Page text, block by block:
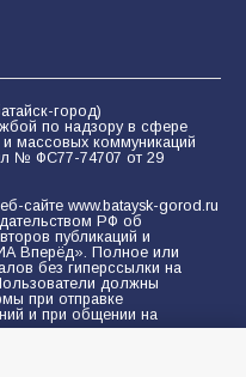
город)
по надзору в сфере
массовых коммуникаций
№ ФС77-74707 от 29
сайте www.bataysk-gorod.ru
РФ об
публикаций и
Вперёд». Полное или
без гиперссылки на
должны
при отправке
и при общении на
информации